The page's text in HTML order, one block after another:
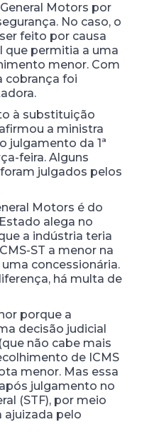
Motors por
No caso, o
feito por causa
que permitia a uma
menor. Com
cobrança foi
à substituição
a ministra
julgamento da 1ª
feira. Alguns
julgados pelos
Motors é do
alega no
a indústria teria
ST a menor na
concessionária.
há multa de
porque a
decisão judicial
não cabe mais
de ICMS
menor. Mas essa
julgamento no
(STF), por meio
ajuizada pelo